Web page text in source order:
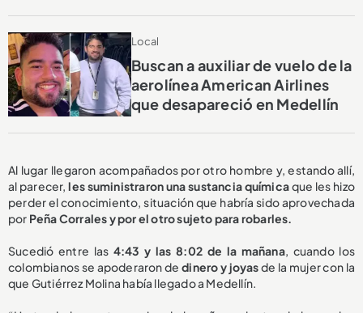
Local
Buscan a auxiliar de vuelo de la
aerolínea American Airlines
que desapareció en Medellín
Al lugar llegaron acompañados por otro hombre y, estando allí,
al parecer,les suministraron una sustancia químicaque les hizo
perder el conocimiento, situación que habría sido aprovechada
por Peña Corrales y por el otro sujeto para robarles.
Sucedió entre las 4:43 y las 8:02 de la mañana, cuando los
colombianos se apoderaron dedinero y joyasde la mujer con la
que Gutiérrez Molina había llegado a Medellín.